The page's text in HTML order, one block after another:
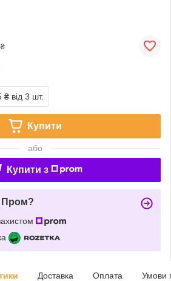
₴ від 3 шт.
Купити
або
Купити з
Пром?
Доставка Оплата Умови